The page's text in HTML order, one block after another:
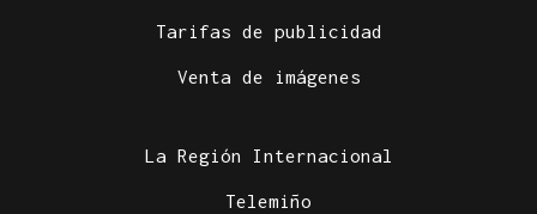
Tarifas de publicidad
Venta de imágenes
La Región Internacional
Telemiño